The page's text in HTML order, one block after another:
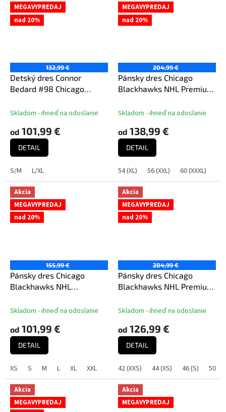
MEGAVYPREDAJ
nad 20%
132,99 €
Detský dres Connor
Bedard #98 Chicago
Breakaway Home
Skladom - ihneď na odoslanie
od 101,99 €
DETAIL
S/M L/XL
MEGAVYPREDAJ
nad 20%
204,99 €
Pánsky dres Chicago
Blackhawks NHL Premium
Skladom - ihneď na odoslanie
od 138,99 €
DETAIL
54 (XL) 56 (XXL) 60 (XXXL)
Akcia
MEGAVYPREDAJ
nad 20%
155,99 €
Pánsky dres Chicago
Blackhawks NHL
Skladom - ihneď na odoslanie
od 101,99 €
DETAIL
XS S M L XL XXL
Akcia
MEGAVYPREDAJ
nad 20%
204,99 €
Pánsky dres Chicago
Blackhawks NHL Premium
Skladom - ihneď na odoslanie
od 126,99 €
DETAIL
42 (XXS) 44 (XS) 46 (S) 50 (M)
Akcia
MEGAVYPREDAJ
Akcia
MEGAVYPREDAJ